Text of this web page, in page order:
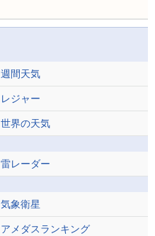
週間天気
レジャー
世界の天気
雷レーダー
気象衛星
アメダスランキング